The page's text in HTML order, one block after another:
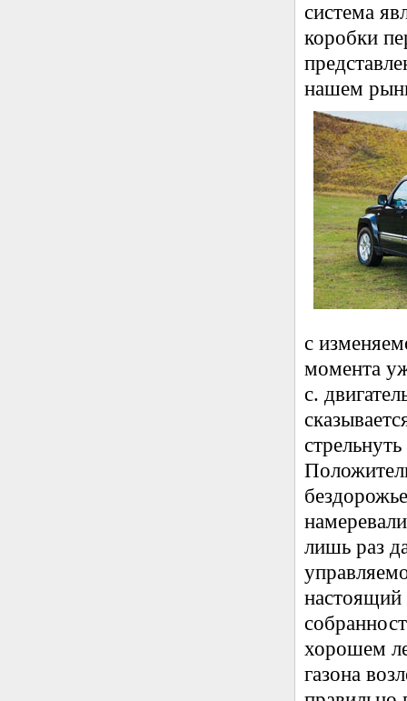
система
коробки
нашем
с
момента
с.
лишь раз
настоящий
хорошем
газона